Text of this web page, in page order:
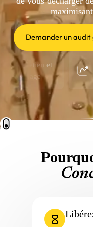
Demander un
Rentabilité
améliorée